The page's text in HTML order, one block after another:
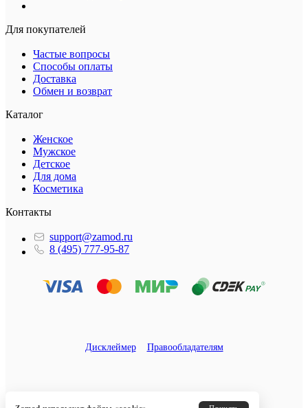
Для покупателей
Частые вопросы
Способы оплаты
Доставка
Обмен и возврат
Каталог
Женское
Мужское
Детское
Для дома
Косметика
Контакты
support@zamod.ru
8 (495) 777-95-87
Дисклеймер Правообладателям